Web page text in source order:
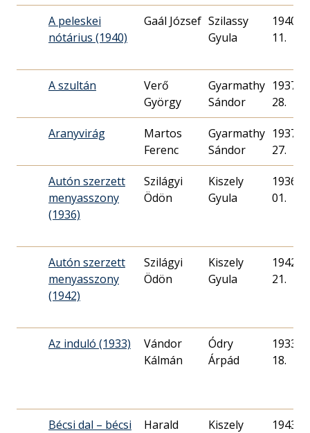
A peleskei
nótárius (1940)
Gaál József Szilassy
Gyula
1940.
11.
A szultán
Verő
György
Gyarmathy
Sándor
1937.
28.
Aranyvirág
Martos
Ferenc
Gyarmathy
Sándor
1937.
27.
Autón szerzett
menyasszony
(1936)
Szilágyi
Ödön
Kiszely
Gyula
1936.
01.
Autón szerzett
menyasszony
(1942)
Szilágyi
Ödön
Kiszely
Gyula
1942.
21.
Az induló (1933)
Vándor
Kálmán
Ódry
Árpád
1933.
18.
Bécsi dal – bécsi
Harald
Kiszely
1943.